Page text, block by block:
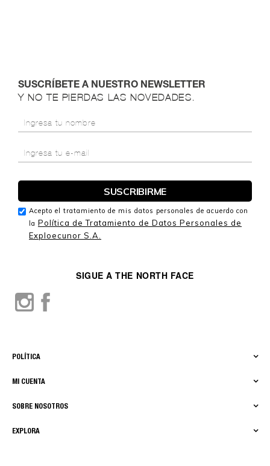
EXPLORA
SOBRE NOSOTROS
MI CUENTA
POLÍTICA
SIGUE A THE NORTH FACE
SUSCRÍBETE A NUESTRO NEWSLETTER
Y NO TE PIERDAS LAS NOVEDADES.
Acepto el tratamiento de mis datos personales de acuerdo con
la Política de Tratamiento de Datos Personales de
Exploecunor S.A.